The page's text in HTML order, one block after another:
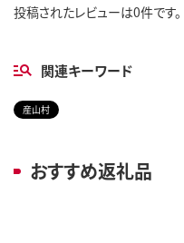
投稿されたレビューは0件です。
関連キーワード
産山村
おすすめ返礼品